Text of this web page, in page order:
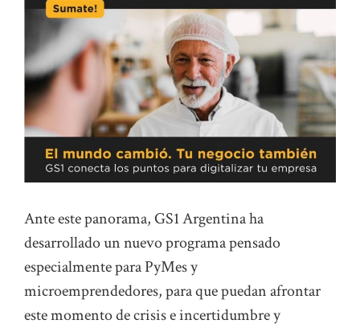
Ante este panorama, GS1 Argentina ha
desarrollado un nuevo programa pensado
especialmente para PyMes y
microemprendedores, para que puedan afrontar
este momento de crisis e incertidumbre y